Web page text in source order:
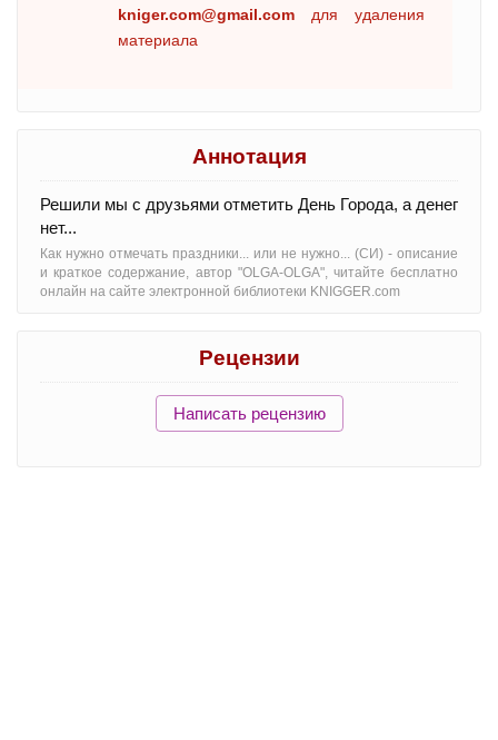
kniger.com@gmail.com для удаления
материала
Аннотация
Решили мы с друзьями отметить День Города, а денег
нет...
Как нужно отмечать праздники... или не нужно... (СИ) - oписание
и краткое содержание, автор "OLGA-OLGA", читайте бесплатно
онлайн на сайте электронной библиотеки KNIGGER.com
Рецензии
Написать рецензию